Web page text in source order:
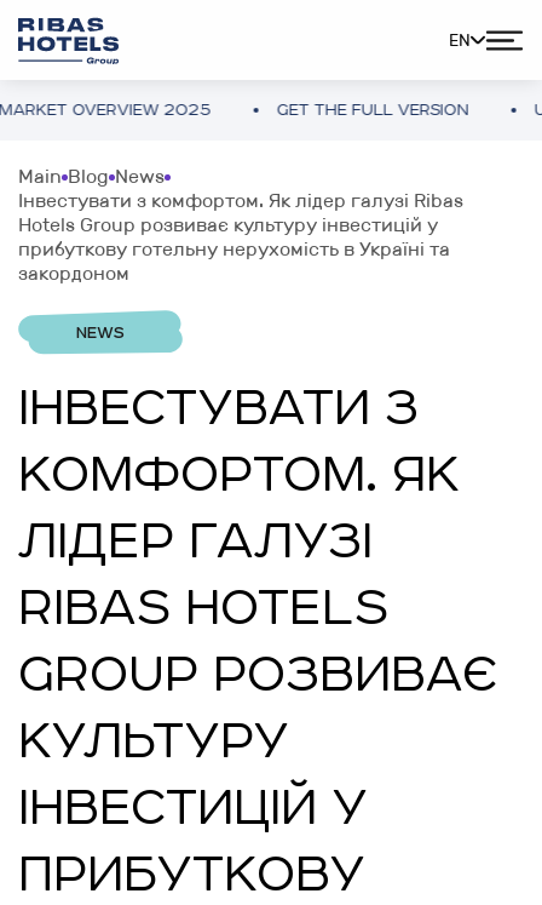
EN
OVERVIEW 2025 GET THE FULL VERSION
Main Blog News
Інвестувати з комфортом. Як лідер галузі Ribas
Hotels Group розвиває культуру інвестицій у
прибуткову готельну нерухомість в Україні та
закордоном
NEWS
ІНВЕСТУВАТИ З
КОМФОРТОМ. ЯК
ЛІДЕР ГАЛУЗІ
RIBAS HOTELS
GROUP РОЗВИВАЄ
КУЛЬТУРУ
ІНВЕСТИЦІЙ У
ПРИБУТКОВУ